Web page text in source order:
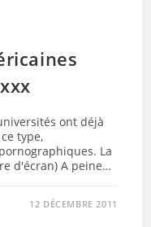
ont déjà
type,
La
d'écran) A peine…
12 DÉCEMBRE 2011